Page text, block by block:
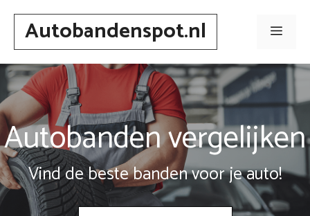
Spring
inhoudAutobandenspot.nl Menu
Autobanden vergelijken
Vind de beste banden voor je auto!